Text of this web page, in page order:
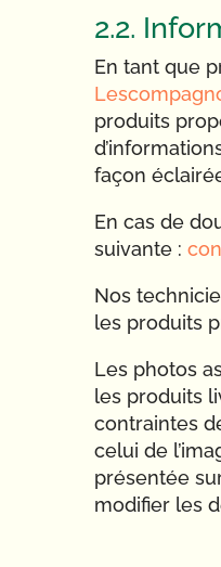
2.2.
En tant que
produits
façon
En cas de
suivante :
Nos
les produits
Les photos
les produits
contraintes
celui de
présentée
modifier les